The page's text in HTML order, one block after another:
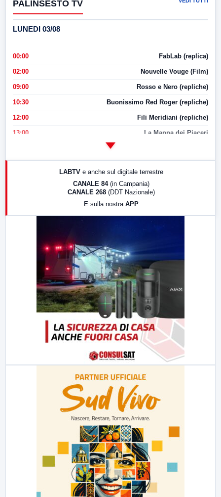
PALINSESTO TV
LUNEDI 03/08
00:00 FabLab (replica)
02:00 Nouvelle Vouge (Film)
09:00 Rosso e Nero (repliche)
10:30 Buonissimo Red Roger (repliche)
12:00 Fili Meridiani (repliche)
13:00 La Mappa dei Piaceri
LABTV e anche sul digitale terrestre
CANALE 84 (in Campania)
CANALE 268 (DDT Nazionale)
E sulla nostra APP